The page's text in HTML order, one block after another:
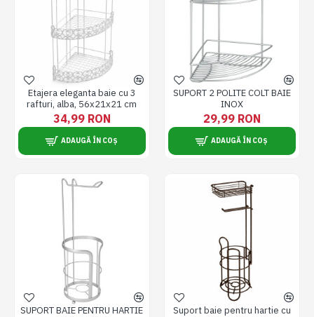
Etajera eleganta baie cu 3
rafturi, alba, 56x21x21 cm
34,99 RON
ADAUGĂ ÎN COȘ
SUPORT 2 POLITE COLT BAIE
INOX
29,99 RON
ADAUGĂ ÎN COȘ
SUPORT BAIE PENTRU HARTIE
Suport baie pentru hartie cu